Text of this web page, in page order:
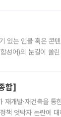
있는 인물 혹은 콘
성어)의 눈길이 쏠린
합]
재개발·재건축을 통
책 엇박자 논란에 대